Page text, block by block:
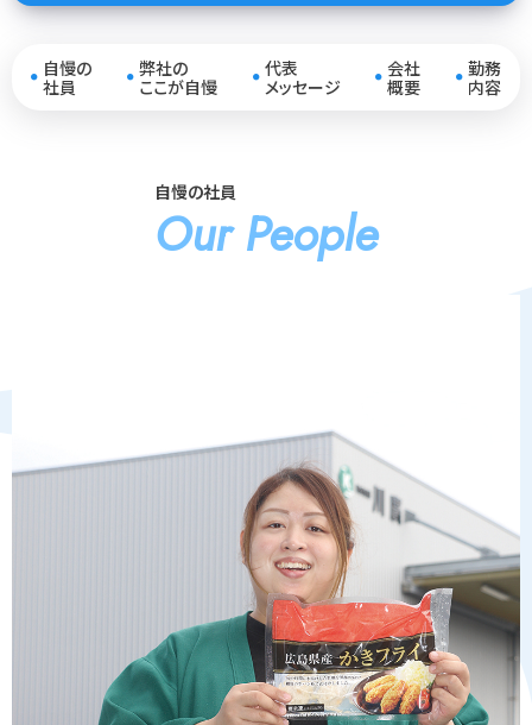
●
自慢の
社員
● 弊社の
ここが自慢
● 代表
メッセージ
● 会社
概要
● 勤務
内容
自慢の社員
Our People